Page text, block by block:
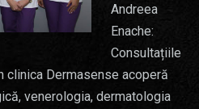
Andreea
Enache:
Consultațiile
clinica Dermasense acoperă
venerologia, dermatologia